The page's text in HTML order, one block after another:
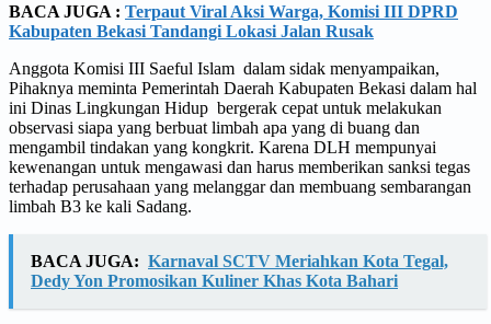
BACA JUGA : Terpaut Viral Aksi Warga, Komisi III DPRD
Kabupaten Bekasi Tandangi Lokasi Jalan Rusak
Anggota Komisi III Saeful Islam dalam sidak menyampaikan,
Pihaknya meminta Pemerintah Daerah Kabupaten Bekasi dalam hal
ini Dinas Lingkungan Hidup bergerak cepat untuk melakukan
observasi siapa yang berbuat limbah apa yang di buang dan
mengambil tindakan yang kongkrit. Karena DLH mempunyai
kewenangan untuk mengawasi dan harus memberikan sanksi tegas
terhadap perusahaan yang melanggar dan membuang sembarangan
limbah B3 ke kali Sadang.
BACA JUGA: Karnaval SCTV Meriahkan Kota Tegal,
Dedy Yon Promosikan Kuliner Khas Kota Bahari